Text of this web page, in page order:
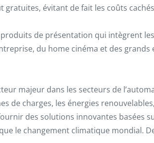
évitant de fait les coûts
de présentation qui intègrent
du home cinéma et des grands
majeur dans les secteurs de
de charges, les énergies
des solutions innovantes basées
le changement climatique mondial.